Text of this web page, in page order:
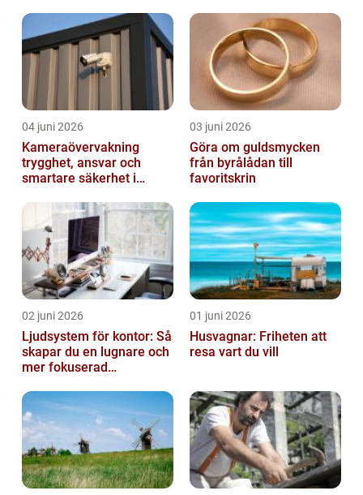
04 juni 2026
Kameraövervakning
trygghet, ansvar och
smartare säkerhet i
03 juni 2026
Göra om guldsmycken
från byrålådan till
favoritskrin
02 juni 2026
Ljudsystem för kontor: Så
skapar du en lugnare och
mer fokuserad
01 juni 2026
Husvagnar: Friheten att
resa vart du vill